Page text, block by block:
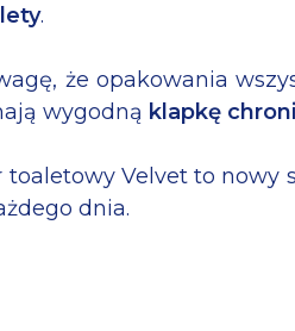
.
że opakowania
wygodną klapkę
toaletowy Velvet to
dnia.